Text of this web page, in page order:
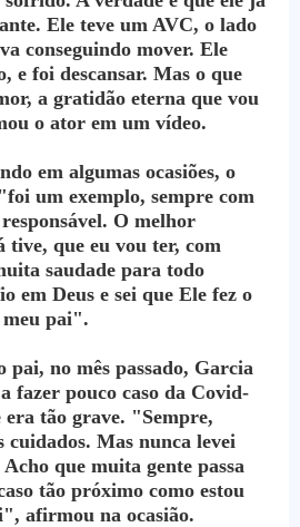
Ele teve um AVC, o lado
conseguindo mover. Ele
e foi descansar. Mas o que
a gratidão eterna que vou
o ator em um vídeo.
em algumas ocasiões, o
um exemplo, sempre com
O melhor
tive, que eu vou ter, com
saudade para todo
em Deus e sei que Ele fez o
meu pai".
pai, no mês passado, Garcia
fazer pouco caso da Covid-
era tão grave. "Sempre,
cuidados. Mas nunca levei
que muita gente passa
tão próximo como estou
afirmou na ocasião.